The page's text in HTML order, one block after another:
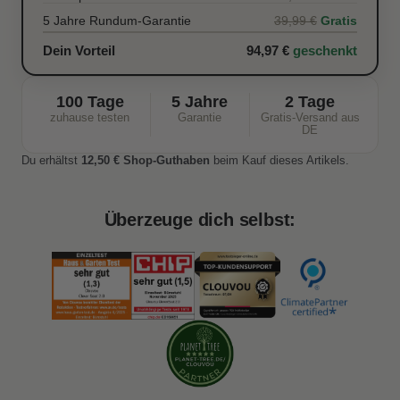
5 Jahre Rundum-Garantie
39,99 € Gratis
Dein Vorteil 94,97 € geschenkt
100 Tage
zuhause testen
5 Jahre
Garantie
2 Tage
Gratis-Versand aus
DE
Du erhältst 12,50 € Shop-Guthaben beim Kauf dieses Artikels.
Überzeuge dich selbst: